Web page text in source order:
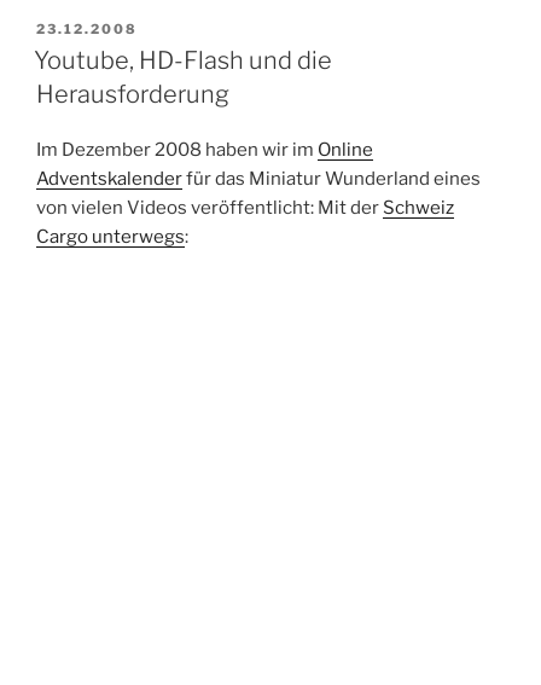
VERÖFFENTLICHT
AM
23.12.2008
Youtube, HD-Flash und die
Herausforderung
Im Dezember 2008 haben wir im Online
Adventskalenderfür das Miniatur Wunderland eines
von vielen Videos veröffentlicht: Mit der Schweiz
Cargo unterwegs: